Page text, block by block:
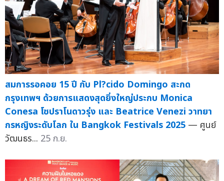
สมการรอคอย 15 ปี กับ Pl?cido Domingo สะกด
กรุงเทพฯ ด้วยการแสดงสุดยิ่งใหญ่ประกบ Monica
Conesa โซปราโนดาวรุ่ง และ Beatrice Venezi วาทยา
กรหญิงระดับโลก ใน Bangkok Festivals 2025 — ศูนย์
วัฒนธร... 25 ก.ย.